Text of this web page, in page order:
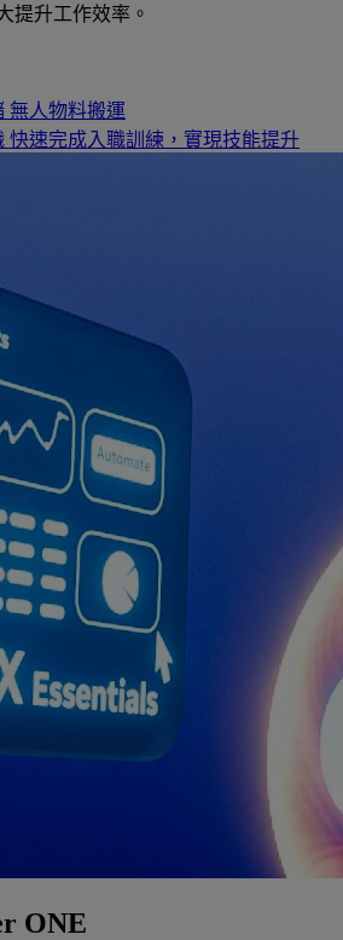
提升工作效率。
無人物料搬運
快速完成入職訓練，實現技能提升
ONE